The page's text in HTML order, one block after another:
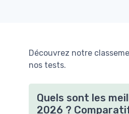
Découvrez notre
nos tests.
Quels sont les
2026 ?